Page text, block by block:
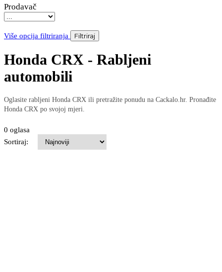
Prodavač
Više opcija filtriranja Filtriraj
Honda CRX - Rabljeni
automobili
Oglasite rabljeni Honda CRX ili pretražite ponudu na Cackalo.hr. Pronađite
Honda CRX po svojoj mjeri.
0 oglasa
Sortiraj: